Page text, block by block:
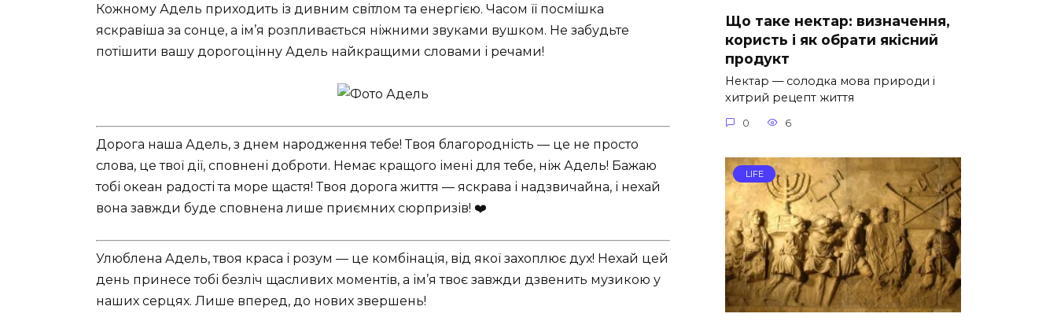
Кожному Адель приходить із дивним світлом та енергією. Часом її посмішка
яскравіша за сонце, а ім’я розпливається ніжними звуками вушком. Не забудьте
потішити вашу дорогоцінну Адель найкращими словами і речами!
Дорога наша Адель, з днем народження тебе! Твоя благородність — це не просто
слова, це твої дії, сповнені доброти. Немає кращого імені для тебе, ніж Адель! Бажаю
тобі океан радості та море щастя! Твоя дорога життя — яскрава і надзвичайна, і нехай
вона завжди буде сповнена лише приємних сюрпризів! ❤️
Улюблена Адель, твоя краса і розум — це комбінація, від якої захоплює дух! Нехай цей
день принесе тобі безліч щасливих моментів, а ім’я твоє завжди дзвенить музикою у
наших серцях. Лише вперед, до нових звершень!
Що таке нектар: визначення,
користь і як обрати якісний
продукт
Нектар — солодка мова природи і
хитрий рецепт життя
0 6
LIFE